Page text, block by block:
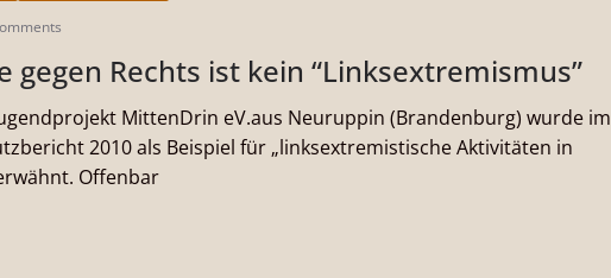
gegen Rechts ist kein “Linksextremismus”
MittenDrin eV.aus Neuruppin (Brandenburg) wurde im
2010 als Beispiel für „linksextremistische Aktivitäten in
Offenbar